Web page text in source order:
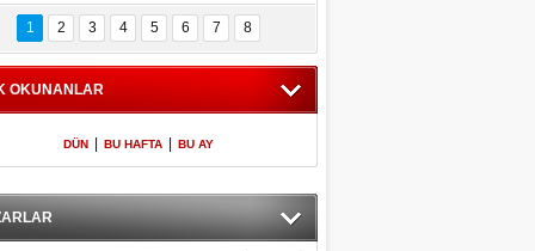
İstanbul
Adaları
600 milletvekilinin
listesi
1 2 3 4 5 6 7 8
OKUNANLAR
DÜN BU HAFTA BU AY